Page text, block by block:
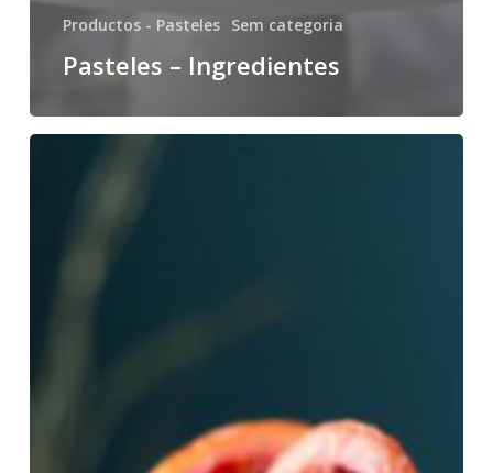
Productos - Pasteles Sem categoria
Pasteles – Ingredientes